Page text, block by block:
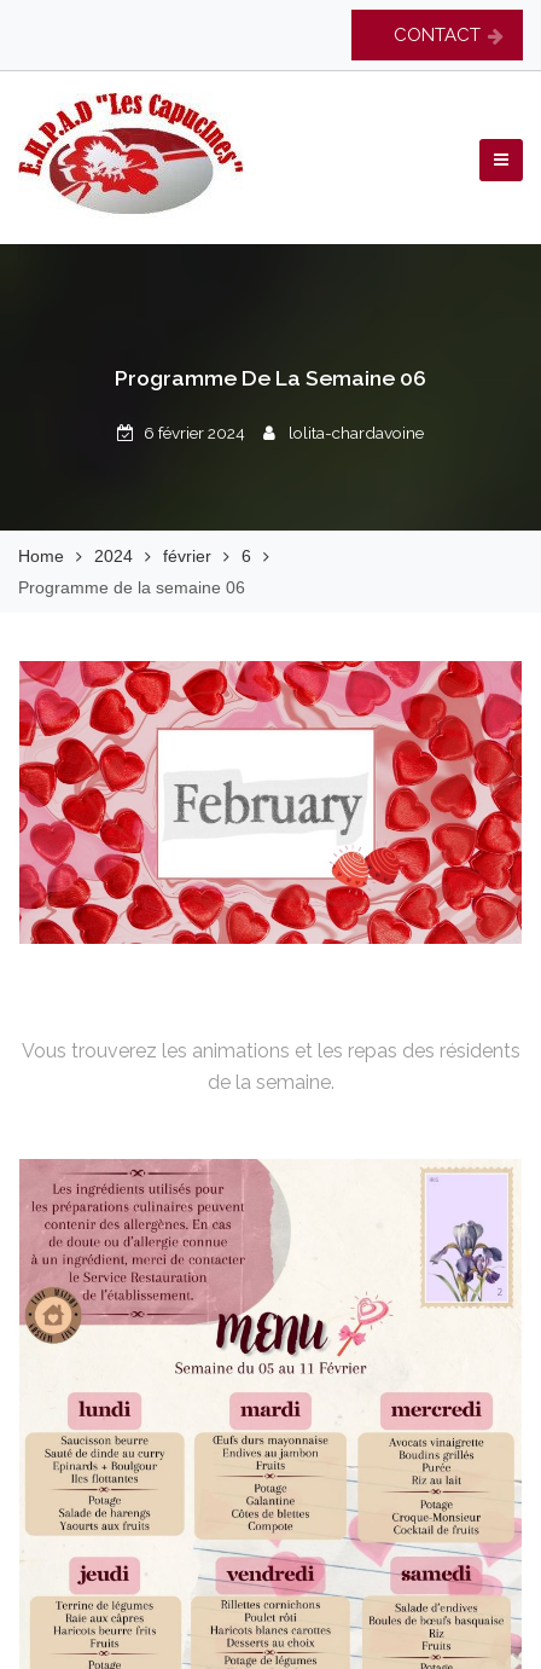
content
CONTACT
EHPAD Les Capucines
Programme De La Semaine 06
6 février 2024 lolita-chardavoine
Home 2024 février
6
Programme de la semaine 06
Vous trouverez les animations et les repas des résidents
de la semaine.